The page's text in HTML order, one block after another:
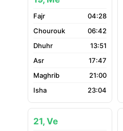
04:28
06:42
13:51
17:47
21:00
23:04
21, Ve